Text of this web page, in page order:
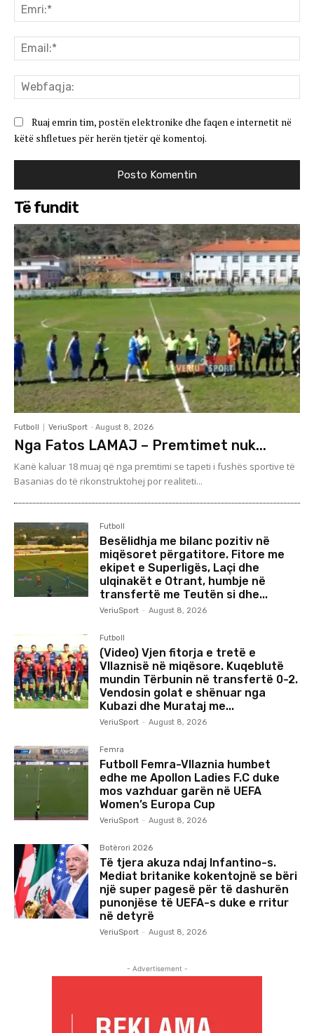
Ruaj emrin tim, postën elektronike dhe faqen e internetit në
këtë shfletues për herën tjetër që komentoj.
Të fundit
Futboll VeriuSport - August 8, 2026
Nga Fatos LAMAJ – Premtimet nuk...
Kanë kaluar 18 muaj që nga premtimi se tapeti i fushës sportive të
Basanias do të rikonstruktohej por realiteti...
Futboll
Besëlidhja me bilanc pozitiv në
miqësoret përgatitore. Fitore me
ekipet e Superligës, Laçi dhe
ulqinakët e Otrant, humbje në
transfertë me Teutën si dhe...
VeriuSport - August 8, 2026
Futboll
(Video) Vjen fitorja e tretë e
Vllaznisë në miqësore. Kuqeblutë
mundin Tërbunin në transfertë 0-2.
Vendosin golat e shënuar nga
Kubazi dhe Murataj me...
VeriuSport - August 8, 2026
Femra
Futboll Femra-Vllaznia humbet
edhe me Apollon Ladies F.C duke
mos vazhduar garën në UEFA
Women’s Europa Cup
VeriuSport - August 8, 2026
Botërori 2026
Të tjera akuza ndaj Infantino-s.
Mediat britanike kokentojnë se bëri
një super pagesë për të dashurën
punonjëse të UEFA-s duke e rritur
në detyrë
VeriuSport - August 8, 2026
- Advertisement -